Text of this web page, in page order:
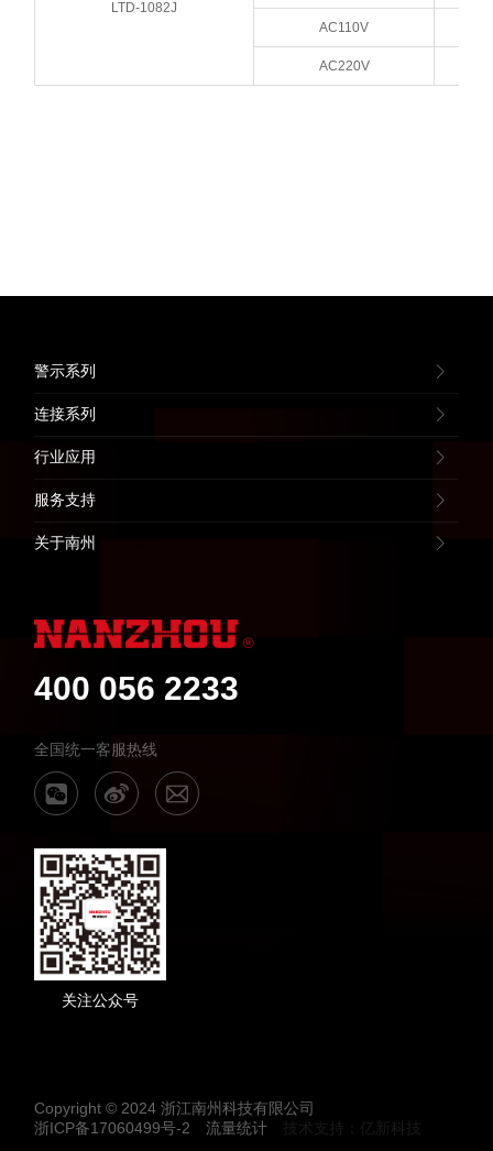
LTD-1082J
AC110V
AC220V
警示系列
连接系列
行业应用
服务支持
关于南州
400 056 2233
全国统一客服热线
关注公众号
Copyright © 2024 浙江南州科技有限公司
浙ICP备17060499号-2
流量统计 技术支持：亿新科技